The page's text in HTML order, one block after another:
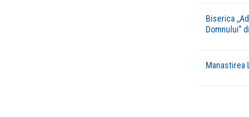
Biserica
Domnului”
Manastirea